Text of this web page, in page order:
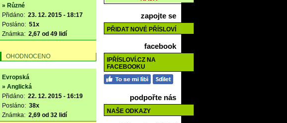
» Různé
Přidáno: 23. 12. 2015 - 18:17
Posláno: 51x
Známka: 2,67 od 49 lidí
OHODNOCENO
Evropská
» Anglická
Přidáno: 22. 12. 2015 - 16:19
Posláno: 38x
Známka: 2,69 od 32 lidí
zapojte se
PŘIDAT NOVÉ PŘÍSLOVÍ
facebook
IPŘÍSLOVÍ.CZ NA
FACEBOOKU
podpořte nás
NAŠE ODKAZY